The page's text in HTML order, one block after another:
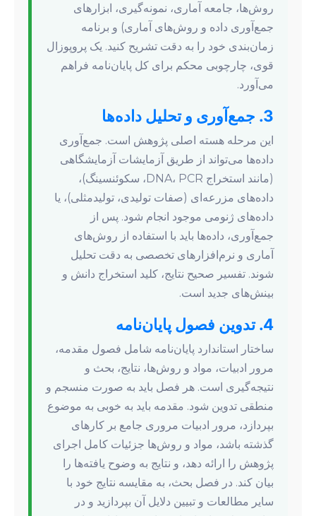
روش‌ها، جامعه آماری، نمونه‌گیری، ابزارهای
جمع‌آوری داده و روش‌های آماری) و برنامه
زمان‌بندی خود را به دقت تشریح کنید. یک پروپوزال
قوی، چارچوبی محکم برای کل پایان‌نامه فراهم
می‌آورد.
3. جمع‌آوری و تحلیل داده‌ها
این مرحله هسته اصلی پژوهش است. جمع‌آوری
داده‌ها می‌تواند از طریق آزمایشات آزمایشگاهی
(مانند استخراج DNA، PCR، سکوئنسینگ)،
داده‌های مزرعه‌ای (صفات تولیدی، تولیدمثلی)، یا
داده‌های ژنومی موجود انجام شود. پس از
جمع‌آوری، داده‌ها باید با استفاده از روش‌های
آماری و نرم‌افزارهای تخصصی به دقت تحلیل
شوند. تفسیر صحیح نتایج، کلید استخراج دانش و
بینش‌های جدید است.
4. تدوین فصول پایان‌نامه
ساختار استاندارد پایان‌نامه شامل فصول مقدمه،
مرور ادبیات، مواد و روش‌ها، نتایج، بحث و
نتیجه‌گیری است. هر فصل باید به صورت منسجم و
منطقی تدوین شود. مقدمه باید به خوبی به موضوع
بپردازد، مرور ادبیات مروری جامع بر کارهای
گذشته باشد، مواد و روش‌ها جزئیات کامل اجرای
پژوهش را ارائه دهد، و نتایج به وضوح یافته‌ها را
بیان کند. در فصل بحث، به مقایسه نتایج خود با
سایر مطالعات و تبیین دلایل آن بپردازید و در